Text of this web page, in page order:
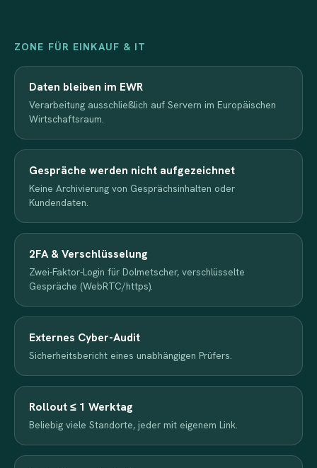
ZONE FÜR EINKAUF & IT
Daten bleiben im EWR
Verarbeitung ausschließlich auf Servern im Europäischen
Wirtschaftsraum.
Gespräche werden nicht aufgezeichnet
Keine Archivierung von Gesprächsinhalten oder
Kundendaten.
2FA & Verschlüsselung
Zwei-Faktor-Login für Dolmetscher, verschlüsselte
Gespräche (WebRTC/https).
Externes Cyber-Audit
Sicherheitsbericht eines unabhängigen Prüfers.
Rollout ≤ 1 Werktag
Beliebig viele Standorte, jeder mit eigenem Link.